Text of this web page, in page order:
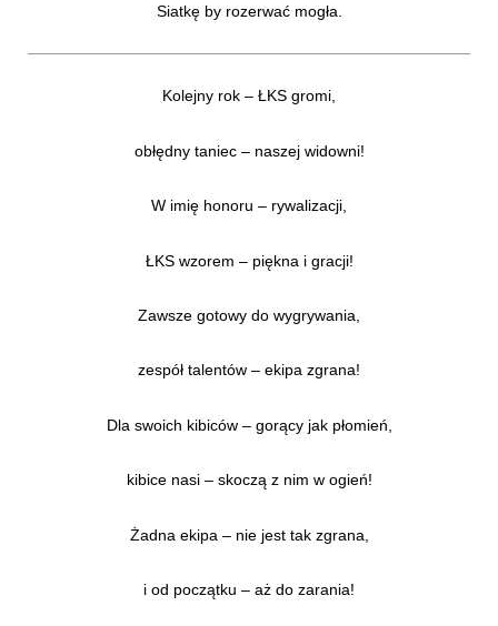
Siatkę by rozerwać mogła.
Kolejny rok – ŁKS gromi,
obłędny taniec – naszej widowni!
W imię honoru – rywalizacji,
ŁKS wzorem – piękna i gracji!
Zawsze gotowy do wygrywania,
zespół talentów – ekipa zgrana!
Dla swoich kibiców – gorący jak płomień,
kibice nasi – skoczą z nim w ogień!
Żadna ekipa – nie jest tak zgrana,
i od początku – aż do zarania!